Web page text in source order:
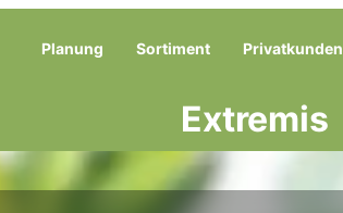
Planung Sortiment Privatkunden
Extremis